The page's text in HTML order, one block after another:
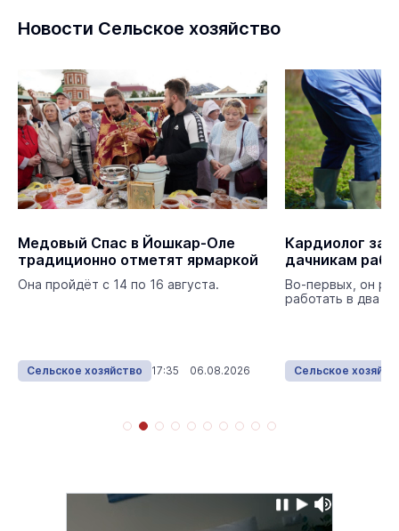
Новости Сельское хозяйство
Медовый Спас в Йошкар-Оле
традиционно отметят ярмаркой
Она пройдёт с 14 по 16 августа.
Сельское хозяйство 17:35 06.08.2026
Кардиолог запретил пожилым
дачникам
Во-первых, он
работать в два
Сельское